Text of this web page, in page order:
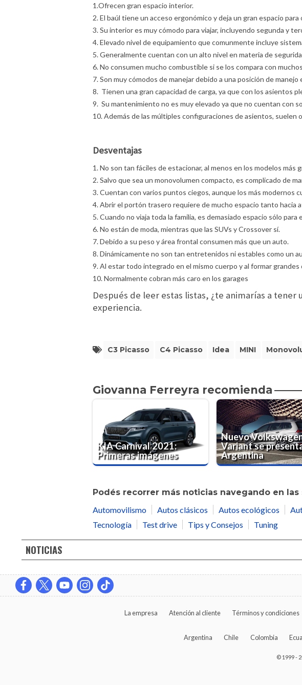
1.Ofrecen gran espacio interior.
2. El baúl tiene un acceso ergonómico y deja un gran espacio
3. Su interior es muy cómodo para viajar, incluyendo segunda y
4. Elevado nivel de equipamiento que comunmente incluye
5. Generalmente cuentan con un alto nivel en materia de
6. No consumen mucho combustible si se los compara con
7. Son muy cómodos de manejar debido a una posición de
8. Tienen una gran capacidad de carga, ya que con los asientos
9. Su mantenimiento no es muy elevado ya que no cuentan con
10. Además de las múltiples configuraciones de asientos,
Desventajas
1. No son tan fáciles de estacionar, al menos en los modelos
2. Salvo que sea un monovolumen compacto, es complicado de
3. Cuentan con varios puntos ciegos, aunque los más modernos
4. Abrir el portón trasero requiere de mucho espacio tanto hacia
5. Cuando no viaja toda la familia, es demasiado espacio sólo para
6. No están de moda, mientras que las SUVs y Crossover sí.
7. Debido a su peso y área frontal consumen más que un auto.
8. Dinámicamente no son tan entretenidos ni estables como un
9. Al estar todo integrado en el mismo cuerpo y al formar
10. Normalmente cobran más caro en los garages
Después de leer estas listas, ¿te animarías a
experiencia.
C3 Picasso C4 Picasso Idea MINI
Giovanna Ferreyra recomienda
KIA Carnival 2021:
Primeras imágenes
Nuevo
Variant se
Argentina
Podés recorrer más noticias navegando en
Automovilismo
Autos clásicos Autos ecológicos
Tecnología
Test drive Tips y Consejos Tuning
NOTICIAS
La empresa Atención al cliente Términos y condiciones
Argentina Chile Colombia
© 1999 -